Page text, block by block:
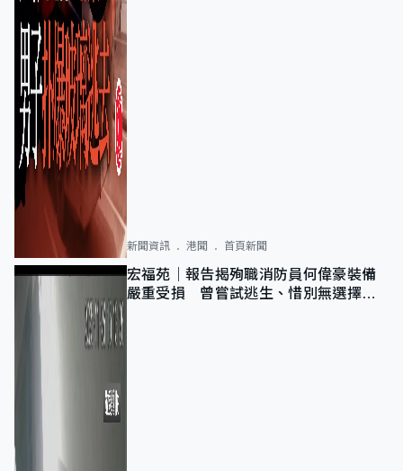
新聞資訊 港聞 首頁新聞
宏福苑｜報告揭殉職消防員何偉豪裝備
嚴重受損 曾嘗試逃生、惜別無選擇下